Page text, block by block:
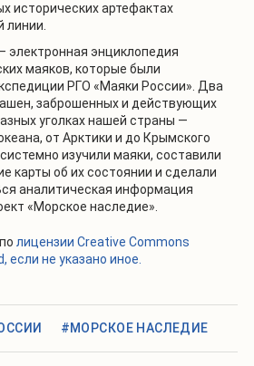
исторических артефактах
линии.
электронная энциклопедия
маяков, которые были
РГО «Маяки России». Два
заброшенных и действующих
уголках нашей страны —
от Арктики и до Крымского
изучили маяки, составили
карты об их состоянии и сделали
аналитическая информация
«Морское наследие».
лицензии Creative Commons
если не указано иное.
#МОРСКОЕ НАСЛЕДИЕ